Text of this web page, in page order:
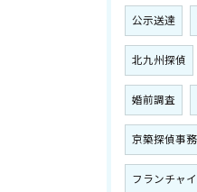
公示送達
北九州探偵
婚前調査
京築探偵事
フランチャ